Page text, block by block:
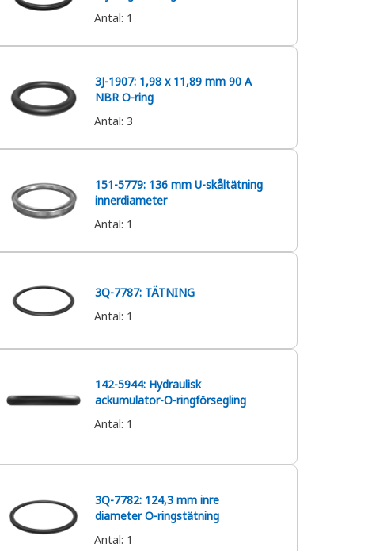
Antal: 1
3J-1907: 1,98 x 11,89 mm 90 A
NBR O-ring
Antal: 3
151-5779: 136 mm U-skåltätning
innerdiameter
Antal: 1
3Q-7787: TÄTNING
Antal: 1
142-5944: Hydraulisk
ackumulator-O-ringförsegling
Antal: 1
3Q-7782: 124,3 mm inre
diameter O-ringstätning
Antal: 1